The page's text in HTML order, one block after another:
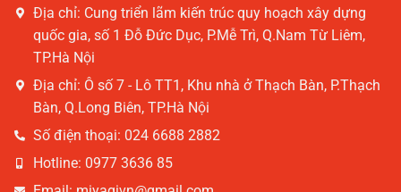
Địa chỉ: Cung triển lãm kiến trúc quy hoạch xây dựng
quốc gia, số 1 Đỗ Đức Dục, P.Mễ Trì, Q.Nam Từ Liêm,
TP.Hà Nội
Địa chỉ: Ô số 7 - Lô TT1, Khu nhà ở Thạch Bàn, P.Thạch
Bàn, Q.Long Biên, TP.Hà Nội
Số điện thoại: 024 6688 2882
Hotline: 0977 3636 85